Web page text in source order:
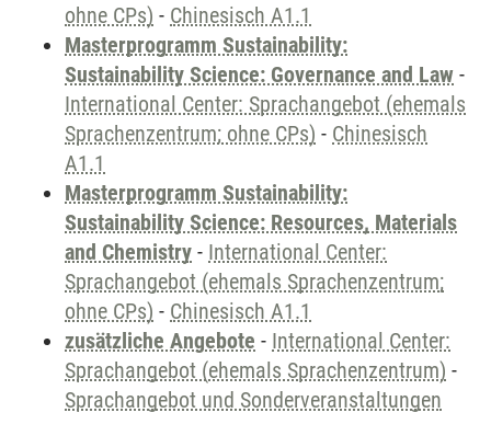
ohne CPs) - Chinesisch A1.1
Masterprogramm Sustainability:
Sustainability Science: Governance and Law -
International Center: Sprachangebot (ehemals
Sprachenzentrum; ohne CPs) - Chinesisch
A1.1
Masterprogramm Sustainability:
Sustainability Science: Resources, Materials
and Chemistry - International Center:
Sprachangebot (ehemals Sprachenzentrum;
ohne CPs) - Chinesisch A1.1
zusätzliche Angebote - International Center:
Sprachangebot (ehemals Sprachenzentrum) -
Sprachangebot und Sonderveranstaltungen